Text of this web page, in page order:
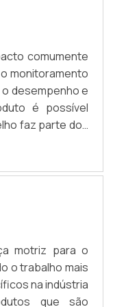
de prensas,
processamento
indústria têxtil,
Operante
de 10 anos de
com a
segmentos
peças são
de preço, e,
até 15 dias.
comumente
monitoramento
desempenho e
é possível
faz parte dos
imprescindível
ve.
motriz para o
o trabalho mais
na indústria
que são